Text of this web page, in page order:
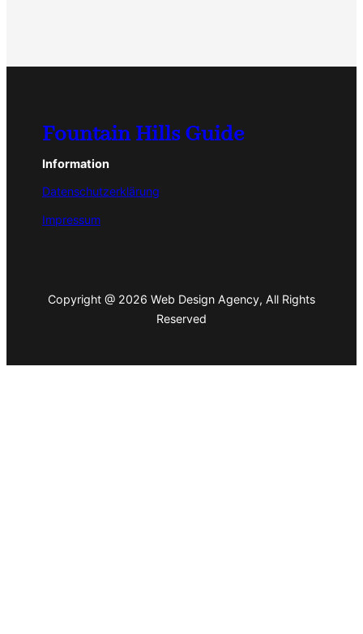
Fountain Hills Guide
Information
Datenschutzerklärung
Impressum
Copyright @ 2026 Web Design Agency, All Rights
Reserved